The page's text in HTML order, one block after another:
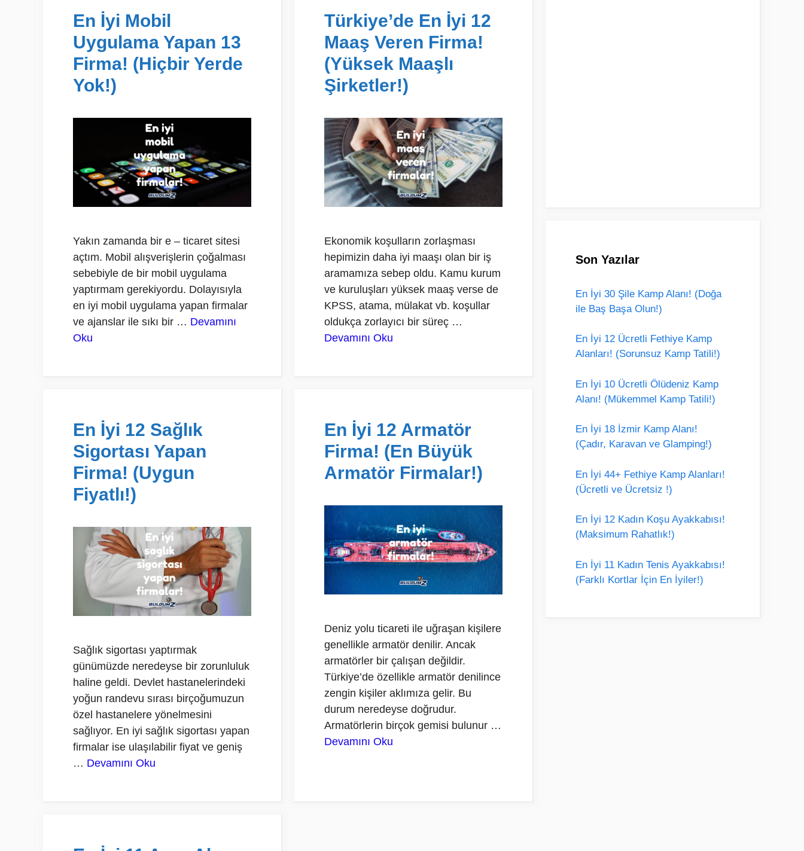
En İyi Mobil
Uygulama Yapan 13
Firma! (Hiçbir Yerde
Yok!)
Yakın zamanda bir e – ticaret sitesi
açtım. Mobil alışverişlerin çoğalması
sebebiyle de bir mobil uygulama
yaptırmam gerekiyordu. Dolayısıyla
en iyi mobil uygulama yapan firmalar
ve ajanslar ile sıkı bir … Devamını
Oku
Türkiye’de En İyi 12
Maaş Veren Firma!
(Yüksek Maaşlı
Şirketler!)
Ekonomik koşulların zorlaşması
hepimizin daha iyi maaşı olan bir iş
aramamıza sebep oldu. Kamu kurum
ve kuruluşları yüksek maaş verse de
KPSS, atama, mülakat vb. koşullar
oldukça zorlayıcı bir süreç …
Devamını Oku
En İyi 12 Sağlık
Sigortası Yapan
Firma! (Uygun
Fiyatlı!)
Sağlık sigortası yaptırmak
günümüzde neredeyse bir zorunluluk
haline geldi. Devlet hastanelerindeki
yoğun randevu sırası birçoğumuzun
özel hastanelere yönelmesini
sağlıyor. En iyi sağlık sigortası yapan
firmalar ise ulaşılabilir fiyat ve geniş
… Devamını Oku
En İyi 12 Armatör
Firma! (En Büyük
Armatör Firmalar!)
Deniz yolu ticareti ile uğraşan kişilere
genellikle armatör denilir. Ancak
armatörler bir çalışan değildir.
Türkiye’de özellikle armatör denilince
zengin kişiler aklımıza gelir. Bu
durum neredeyse doğrudur.
Armatörlerin birçok gemisi bulunur …
Devamını Oku
Son Yazılar
En İyi 30 Şile Kamp Alanı! (Doğa
ile Baş Başa Olun!)
En İyi 12 Ücretli Fethiye Kamp
Alanları! (Sorunsuz Kamp Tatili!)
En İyi 10 Ücretli Ölüdeniz Kamp
Alanı! (Mükemmel Kamp Tatili!)
En İyi 18 İzmir Kamp Alanı!
(Çadır, Karavan ve Glamping!)
En İyi 44+ Fethiye Kamp Alanları!
(Ücretli ve Ücretsiz !)
En İyi 12 Kadın Koşu Ayakkabısı!
(Maksimum Rahatlık!)
En İyi 11 Kadın Tenis Ayakkabısı!
(Farklı Kortlar İçin En İyiler!)